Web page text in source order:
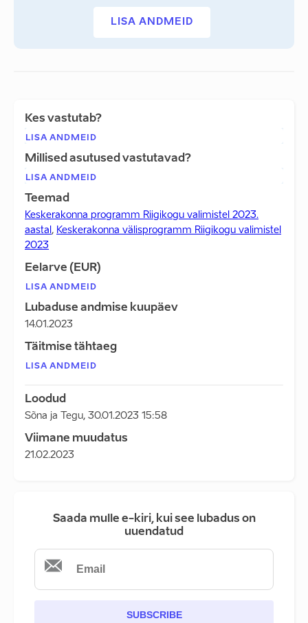
LISA ANDMEID
Kes vastutab?
LISA ANDMEID
Millised asutused vastutavad?
LISA ANDMEID
Teemad
Keskerakonna programm Riigikogu valimistel 2023.
aastal , Keskerakonna välisprogramm Riigikogu valimistel
2023
Eelarve (EUR)
LISA ANDMEID
Lubaduse andmise kuupäev
14.01.2023
Täitmise tähtaeg
LISA ANDMEID
Loodud
Sõna ja Tegu, 30.01.2023 15:58
Viimane muudatus
21.02.2023
Saada mulle e-kiri, kui see lubadus on
uuendatud
SUBSCRIBE